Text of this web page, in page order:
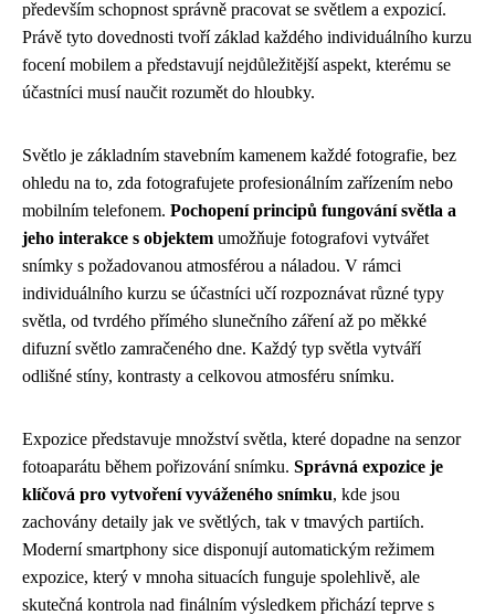
především schopnost správně pracovat se světlem a expozicí.
Právě tyto dovednosti tvoří základ každého individuálního kurzu
focení mobilem a představují nejdůležitější aspekt, kterému se
účastníci musí naučit rozumět do hloubky.
Světlo je základním stavebním kamenem každé fotografie, bez
ohledu na to, zda fotografujete profesionálním zařízením nebo
mobilním telefonem. Pochopení principů fungování světla a
jeho interakce s objektem umožňuje fotografovi vytvářet
snímky s požadovanou atmosférou a náladou. V rámci
individuálního kurzu se účastníci učí rozpoznávat různé typy
světla, od tvrdého přímého slunečního záření až po měkké
difuzní světlo zamračeného dne. Každý typ světla vytváří
odlišné stíny, kontrasty a celkovou atmosféru snímku.
Expozice představuje množství světla, které dopadne na senzor
fotoaparátu během pořizování snímku. Správná expozice je
klíčová pro vytvoření vyváženého snímku, kde jsou
zachovány detaily jak ve světlých, tak v tmavých partiích.
Moderní smartphony sice disponují automatickým režimem
expozice, který v mnoha situacích funguje spolehlivě, ale
skutečná kontrola nad finálním výsledkem přichází teprve s